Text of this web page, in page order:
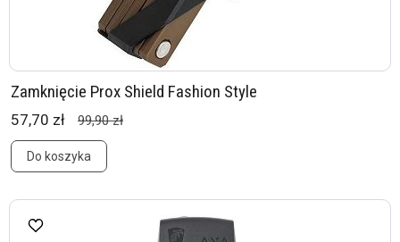
Zamknięcie Prox Shield Fashion Style
57,70 zł 99,90 zł
Do koszyka